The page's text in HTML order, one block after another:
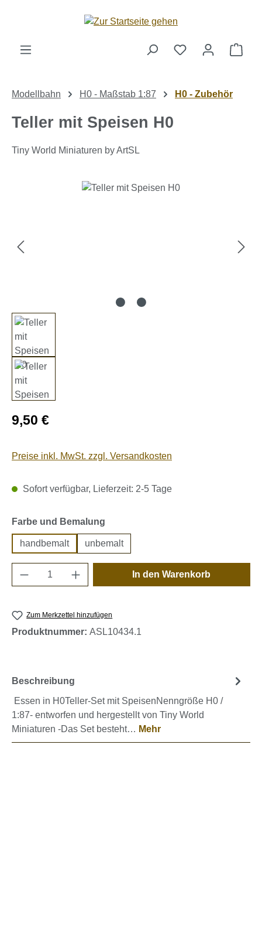
Zum Hauptinhalt springen
Modellbahn H0 - Maßstab 1:87 H0 - Zubehör
Teller mit Speisen H0
Tiny World Miniaturen by ArtSL
Bildergalerie überspringen
Regulärer Preis:
9,50 €
Preise inkl. MwSt. zzgl. Versandkosten
Sofort verfügbar, Lieferzeit: 2-5 Tage
Farbe und Bemalung
handbemalt unbemalt
Produkt Anzahl: Gib den gewünschten
In den Warenkorb
Zum Merkzettel hinzufügen
Produktnummer: ASL10434.1
Beschreibung
Essen in H0Teller-Set mit SpeisenNenngröße H0 /
1:87- entworfen und hergestellt von Tiny World
Miniaturen -Das Set besteht… Mehr